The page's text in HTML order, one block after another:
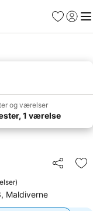
Favoritter
Log ind
og værelser
1 værelse
Del
)
Maldiverne